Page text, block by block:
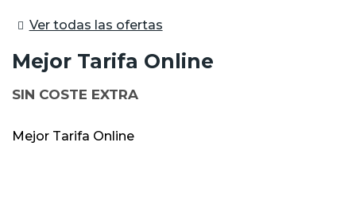
Ver todas las ofertas
Mejor Tarifa Online
SIN COSTE EXTRA
Mejor Tarifa Online